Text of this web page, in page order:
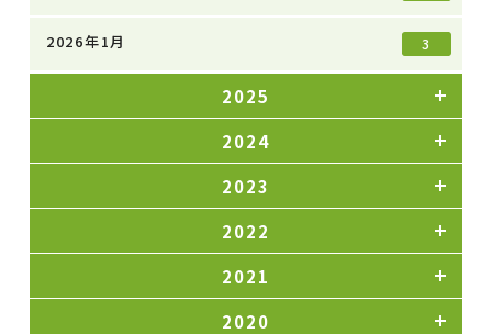
2026年1月 3
2025
2024
2023
2022
2021
2020